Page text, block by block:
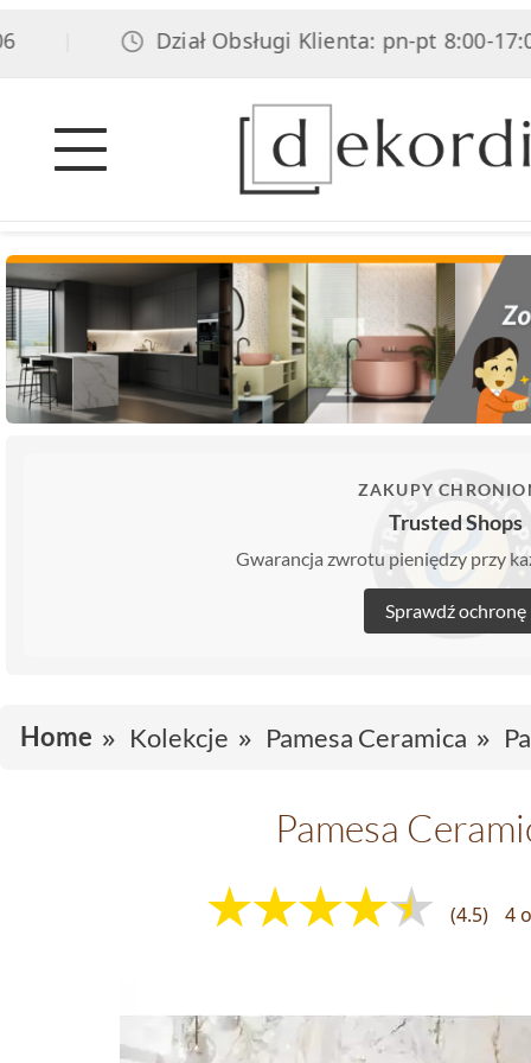
Dział Obsługi Klienta: pn-pt 8:00-17:00,
ZAKUPY
Trusted Shops
Gwarancja zwrotu pieniędzy przy
Sprawdź ochronę
Home Kolekcje Pamesa Ceramica
Pamesa
(4.5) 4